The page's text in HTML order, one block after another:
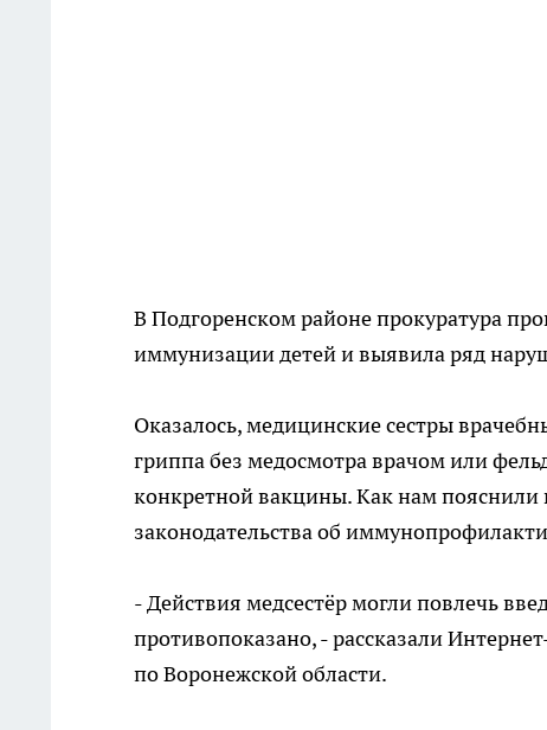
В Подгоренском районе прокуратура
иммунизации детей и выявила ряд
Оказалось, медицинские сестры
гриппа без медосмотра врачом или
конкретной вакцины. Как нам пояснили
законодательства об
- Действия медсестёр могли повлечь
противопоказано, - рассказали
по Воронежской области.